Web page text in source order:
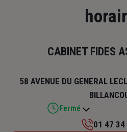
CABINET FIDES
58 AVENUE DU GENERAL
Fermé
01 47 34